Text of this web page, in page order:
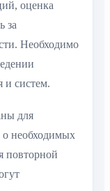
оценка
за
Необходимо
и систем.
для
необходимых
повторной